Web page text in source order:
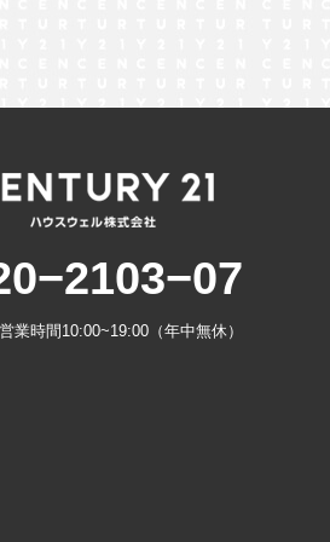
営業時間10:00~19:00（年中無休）